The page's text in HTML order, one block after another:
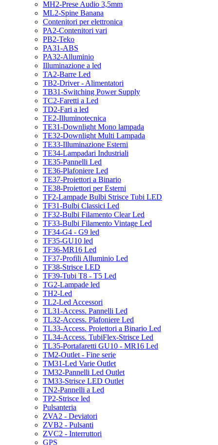
MH2-Prese Audio 3,5mm
ML2-Spine Banana
Contenitori per elettronica
PA2-Contenitori vari
PB2-Teko
PA31-ABS
PA32-Alluminio
Illuminazione a led
TA2-Barre Led
TB2-Driver - Alimentatori
TB31-Switching Power Supply
TC2-Faretti a Led
TD2-Fari a led
TE2-Illuminotecnica
TE31-Downlight Mono lampada
TE32-Downlight Multi Lampada
TE33-Illuminazione Esterni
TE34-Lampadari Industriali
TE35-Pannelli Led
TE36-Plafoniere Led
TE37-Proiettori a Binario
TE38-Proiettori per Esterni
TF2-Lampade Bulbi Strisce Tubi LED
TF31-Bulbi Classici Led
TF32-Bulbi Filamento Clear Led
TF33-Bulbi Filamento Vintage Led
TF34-G4 - G9 led
TF35-GU10 led
TF36-MR16 Led
TF37-Profili Alluminio Led
TF38-Strisce LED
TF39-Tubi T8 - T5 Led
TG2-Lampade led
TH2-Led
TL2-Led Accessori
TL31-Access. Pannelli Led
TL32-Access. Plafoniere Led
TL33-Access. Proiettori a Binario Led
TL34-Access. TubiFlex-Strisce Led
TL35-Portafaretti GU10 - MR16 Led
TM2-Outlet - Fine serie
TM31-Led Varie Outlet
TM32-Pannelli Led Outlet
TM33-Strisce LED Outlet
TN2-Pannelli a Led
TP2-Strisce led
Pulsanteria
ZVA2 - Deviatori
ZVB2 - Pulsanti
ZVC2 - Interruttori
GPS